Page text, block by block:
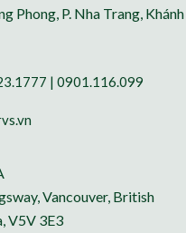
Phong, P. Nha Trang, Khánh
| 0901.116.099
Vancouver, British
V5V 3E3